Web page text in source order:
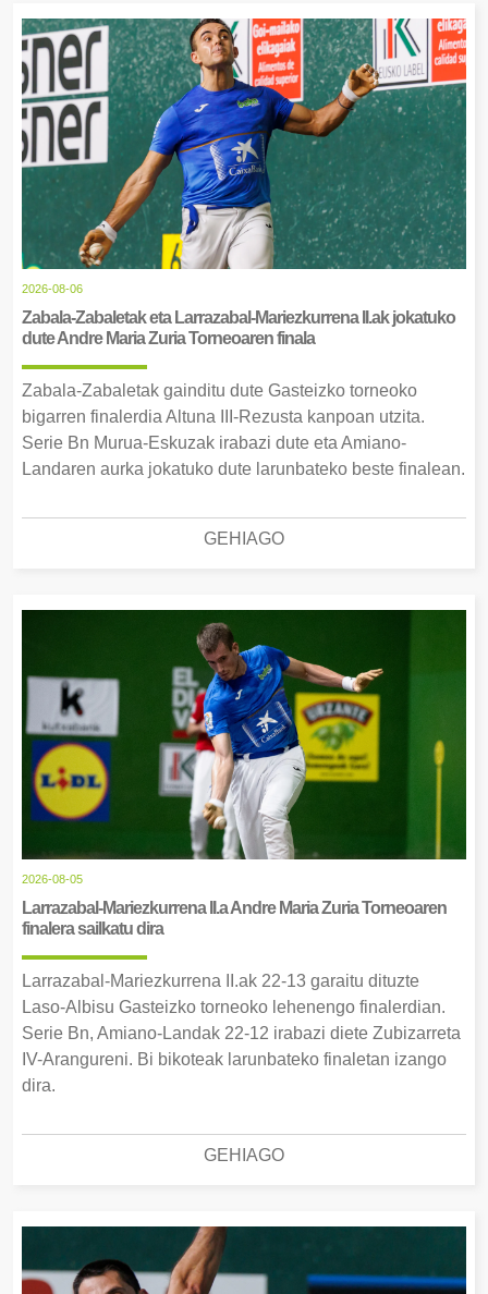
2026-08-06
Zabala-Zabaletak eta Larrazabal-Mariezkurrena II.ak jokatuko
dute Andre Maria Zuria Torneoaren finala
Zabala-Zabaletak gainditu dute Gasteizko torneoko
bigarren finalerdia Altuna III-Rezusta kanpoan utzita.
Serie Bn Murua-Eskuzak irabazi dute eta Amiano-
Landaren aurka jokatuko dute larunbateko beste finalean.
GEHIAGO
2026-08-05
Larrazabal-Mariezkurrena II.a Andre Maria Zuria Torneoaren
finalera sailkatu dira
Larrazabal-Mariezkurrena II.ak 22-13 garaitu dituzte
Laso-Albisu Gasteizko torneoko lehenengo finalerdian.
Serie Bn, Amiano-Landak 22-12 irabazi diete Zubizarreta
IV-Arangureni. Bi bikoteak larunbateko finaletan izango
dira.
GEHIAGO